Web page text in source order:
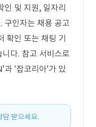
인 및 지원, 일자리
구인자는 채용 공고
확인 또는 채팅 기
다. 참고 서비스로
과 '잡코리아'가 있
담 받으세요.